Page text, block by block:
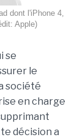
dont l'iPhone 4,
Apple)
se
le
société
en charge
décision a